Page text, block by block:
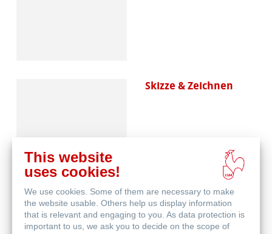
Skizze & Zeichnen
Aquarell
This website
uses cookies!
We use cookies. Some of them are necessary to make
the website usable. Others help us display information
that is relevant and engaging to you. As data protection is
important to us, we ask you to decide on the scope of